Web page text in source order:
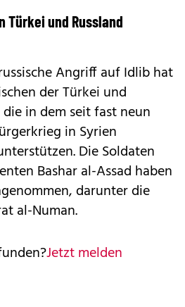
Türkei und Russland
Angriff auf Idlib hat
der Türkei und
in dem seit fast neun
in Syrien
Die Soldaten
Bashar al-Assad haben
darunter die
al-Numan.
Jetzt melden